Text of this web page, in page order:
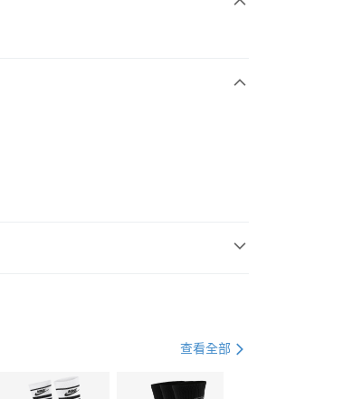
】
務後，再付款。
查看全部